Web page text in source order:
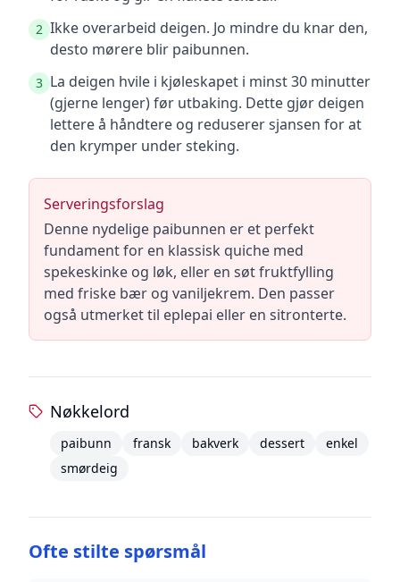
2 Ikke overarbeid deigen. Jo mindre du knar den,
desto mørere blir paibunnen.
3 La deigen hvile i kjøleskapet i minst 30 minutter
(gjerne lenger) før utbaking. Dette gjør deigen
lettere å håndtere og reduserer sjansen for at
den krymper under steking.
Serveringsforslag
Denne nydelige paibunnen er et perfekt
fundament for en klassisk quiche med
spekeskinke og løk, eller en søt fruktfylling
med friske bær og vaniljekrem. Den passer
også utmerket til eplepai eller en sitronterte.
Nøkkelord
paibunn fransk bakverk dessert
enkel
smørdeig
Ofte stilte spørsmål